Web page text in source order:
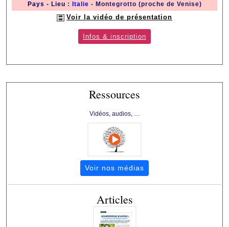
Pays - Lieu : Italie - Montegrotto (proche de Venise)
Voir la vidéo de présentation
Infos & inscription
Ressources
Vidéos, audios, …
Voir nos médias
Articles